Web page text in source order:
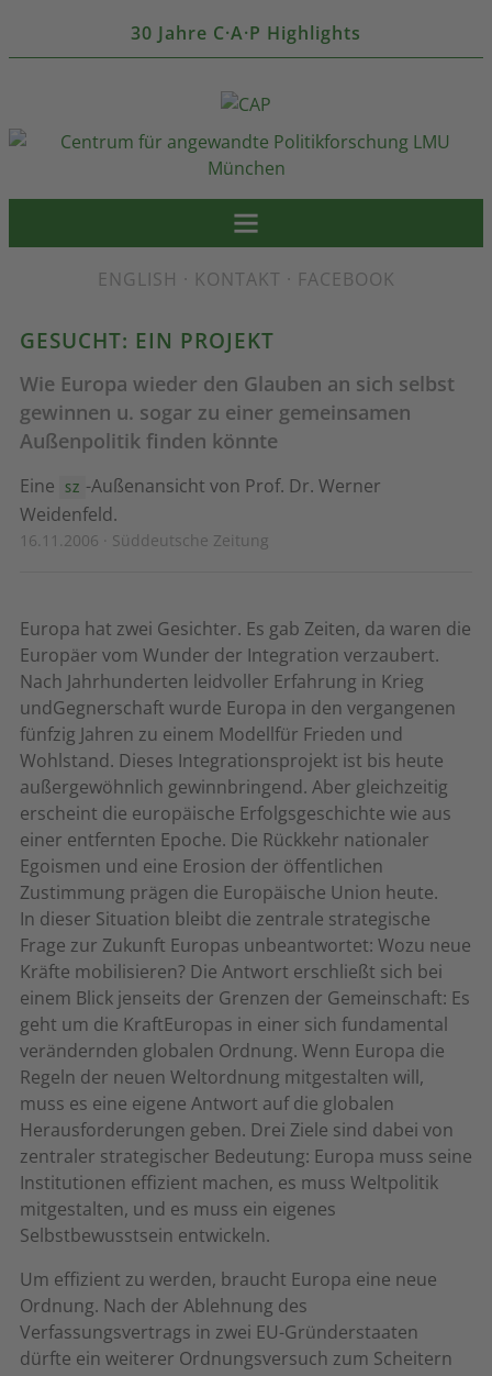
30 Jahre C·A·P Highlights
ENGLISH · KONTAKT · FACEBOOK
GESUCHT: EIN PROJEKT
Wie Europa wieder den Glauben an sich selbst
gewinnen u. sogar zu einer gemeinsamen
Außenpolitik finden könnte
Eine SZ -Außenansicht von Prof. Dr. Werner
Weidenfeld.
16.11.2006 · Süddeutsche Zeitung
Europa hat zwei Gesichter. Es gab Zeiten, da waren die
Europäer vom Wunder der Integration verzaubert.
Nach Jahrhunderten leidvoller Erfahrung in Krieg
undGegnerschaft wurde Europa in den vergangenen
fünfzig Jahren zu einem Modellfür Frieden und
Wohlstand. Dieses Integrationsprojekt ist bis heute
außergewöhnlich gewinnbringend. Aber gleichzeitig
erscheint die europäische Erfolgsgeschichte wie aus
einer entfernten Epoche. Die Rückkehr nationaler
Egoismen und eine Erosion der öffentlichen
Zustimmung prägen die Europäische Union heute.
In dieser Situation bleibt die zentrale strategische
Frage zur Zukunft Europas unbeantwortet: Wozu neue
Kräfte mobilisieren? Die Antwort erschließt sich bei
einem Blick jenseits der Grenzen der Gemeinschaft: Es
geht um die KraftEuropas in einer sich fundamental
verändernden globalen Ordnung. Wenn Europa die
Regeln der neuen Weltordnung mitgestalten will,
muss es eine eigene Antwort auf die globalen
Herausforderungen geben. Drei Ziele sind dabei von
zentraler strategischer Bedeutung: Europa muss seine
Institutionen effizient machen, es muss Weltpolitik
mitgestalten, und es muss ein eigenes
Selbstbewusstsein entwickeln.
Um effizient zu werden, braucht Europa eine neue
Ordnung. Nach der Ablehnung des
Verfassungsvertrags in zwei EU-Gründerstaaten
dürfte ein weiterer Ordnungsversuch zum Scheitern